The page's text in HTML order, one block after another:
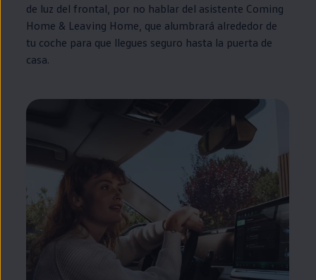
de luz del frontal, por no hablar del asistente Coming
Home & Leaving Home , que alumbrará alrededor de
tu coche para que llegues seguro hasta la puerta de
casa.